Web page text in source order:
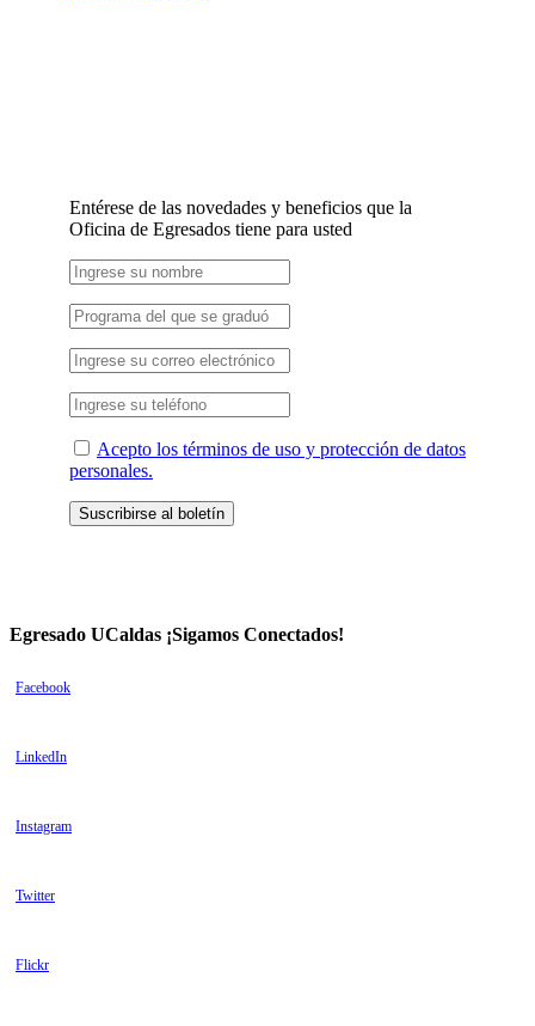
Entérese de las novedades y beneficios que la
Oficina de Egresados tiene para usted
Acepto los términos de uso y protección de datos
personales.
Egresado UCaldas ¡Sigamos Conectados!
Facebook
LinkedIn
Instagram
Twitter
Flickr